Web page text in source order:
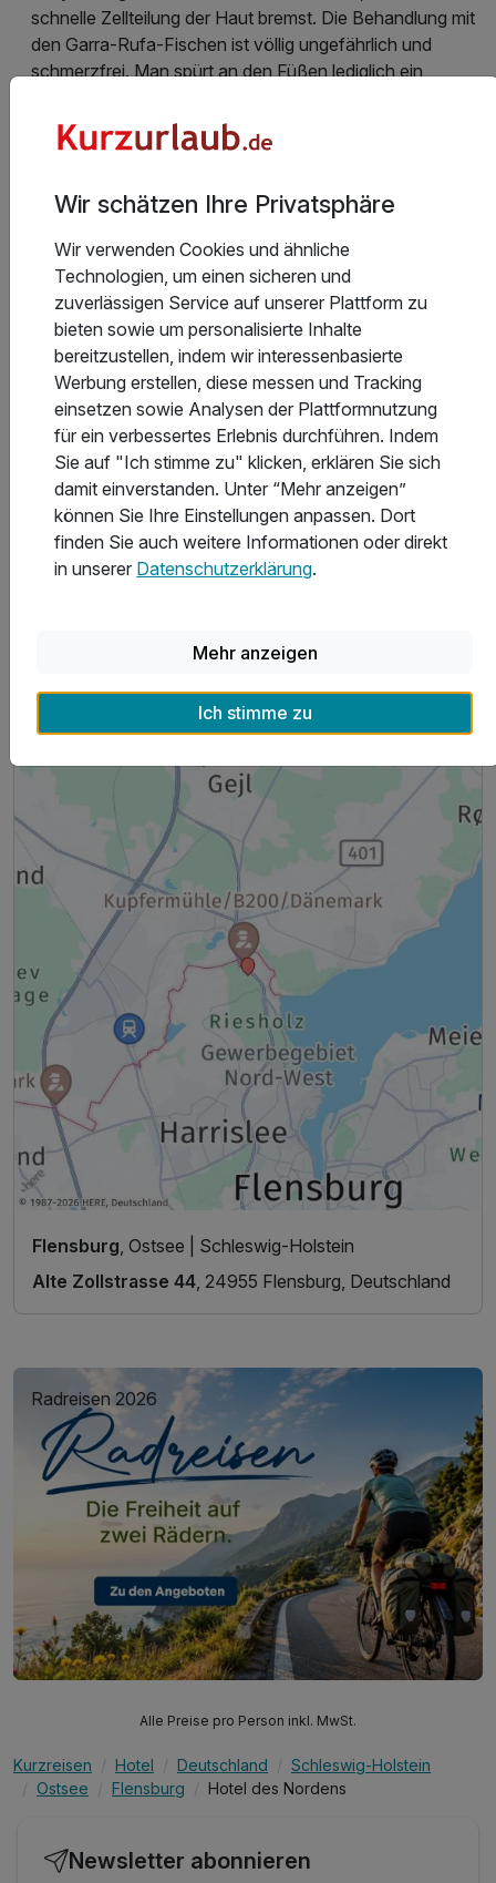
schnelle Zellteilung der Haut bremst. Die Behandlung mit
den Garra-Rufa-Fischen ist völlig ungefährlich und
schmerzfrei. Man spürt an den Füßen lediglich ein
Unser Küchenchef & sein Team suchen täglich nach den
beliebte Klassiker und neue, innovative
Hotelausstattung
Kinderpreise
Stornobedingungen
Allgemeine Geschäftsbedingungen
Hoteladresse
Flensburg, Ostsee | Schleswig-Holstein
Alte Zollstrasse 44, 24955 Flensburg, Deutschland
Radreisen 2026
Alle Preise pro Person inkl. MwSt.
Kurzreisen Hotel Deutschland
Schleswig-Holstein
Ostsee
Flensburg Hotel des Nordens
Newsletter abonnieren
Wir schätzen Ihre Privatsphäre
Wir verwenden Cookies und ähnliche
Technologien, um einen sicheren und
zuverlässigen Service auf unserer Plattform zu
bieten sowie um personalisierte Inhalte
bereitzustellen, indem wir interessenbasierte
Werbung erstellen, diese messen und Tracking
einsetzen sowie Analysen der Plattformnutzung
für ein verbessertes Erlebnis durchführen. Indem
Sie auf "Ich stimme zu" klicken, erklären Sie sich
damit einverstanden. Unter “Mehr anzeigen”
können Sie Ihre Einstellungen anpassen. Dort
finden Sie auch weitere Informationen oder direkt
in unserer Datenschutzerklärung.
Mehr anzeigen
Ich stimme zu